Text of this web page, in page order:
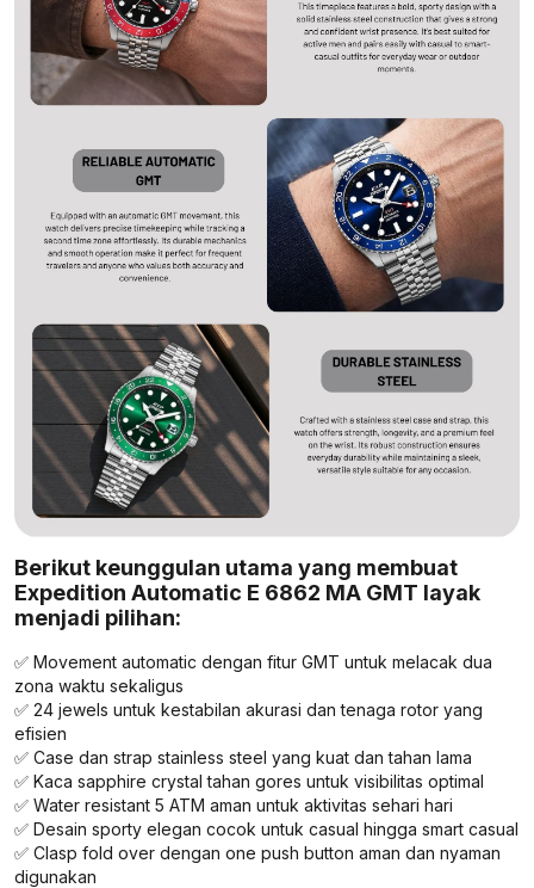
Berikut keunggulan utama yang membuat
Expedition Automatic E 6862 MA GMT layak
menjadi pilihan:
✅ Movement automatic dengan fitur GMT untuk melacak dua
zona waktu sekaligus
✅ 24 jewels untuk kestabilan akurasi dan tenaga rotor yang
efisien
✅ Case dan strap stainless steel yang kuat dan tahan lama
✅ Kaca sapphire crystal tahan gores untuk visibilitas optimal
✅ Water resistant 5 ATM aman untuk aktivitas sehari hari
✅ Desain sporty elegan cocok untuk casual hingga smart casual
✅ Clasp fold over dengan one push button aman dan nyaman
digunakan